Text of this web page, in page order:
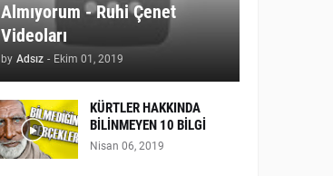
Almıyorum - Ruhi Çenet
Videoları
by Adsız - Ekim 01, 2019
KÜRTLER HAKKINDA
BİLİNMEYEN 10 BİLGİ
Nisan 06, 2019